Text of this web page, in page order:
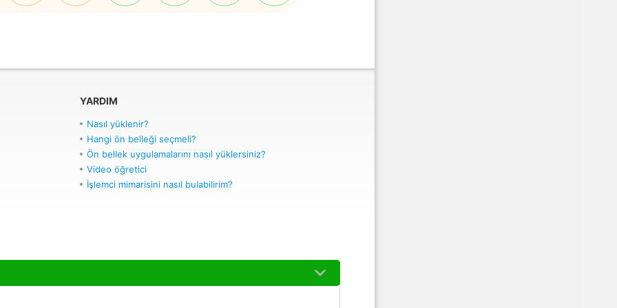
YARDIM
Nasıl yüklenir?
Hangi ön belleği seçmeli?
Ön bellek uygulamalarını nasıl yüklersiniz?
Video öğretici
İşlemci mimarisini nasıl bulabilirim?